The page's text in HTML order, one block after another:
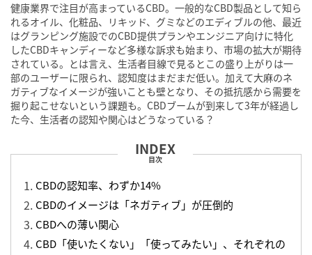
健康業界で注目が高まっているCBD。一般的なCBD製品として知ら
れるオイル、化粧品、リキッド、グミなどのエディブルの他、最近
はグランピング施設でのCBD提供プランやエンジニア向けに特化
したCBDキャンディーなど多様な訴求も始まり、市場の拡大が期待
されている。とは言え、生活者目線で見るとこの盛り上がりは一
部のユーザーに限られ、認知度はまだまだ低い。加えて大麻のネ
ガティブなイメージが強いことも壁となり、その抵抗感から需要を
掘り起こせないという課題も。CBDブームが到来して3年が経過し
た今、生活者の認知や関心はどうなっている？
目次
CBDの認知率、わずか14%
CBDのイメージは「ネガティブ」が圧倒的
CBDへの薄い関心
CBD「使いたくない」「使ってみたい」、それぞれの